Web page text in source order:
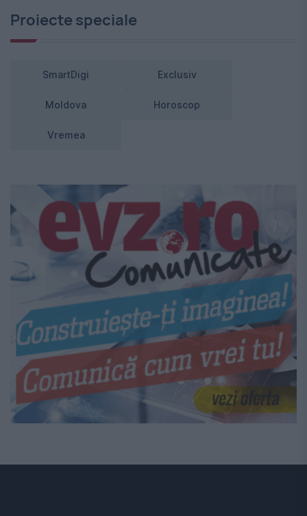
Proiecte speciale
SmartDigi Exclusiv
Moldova Horoscop
Vremea